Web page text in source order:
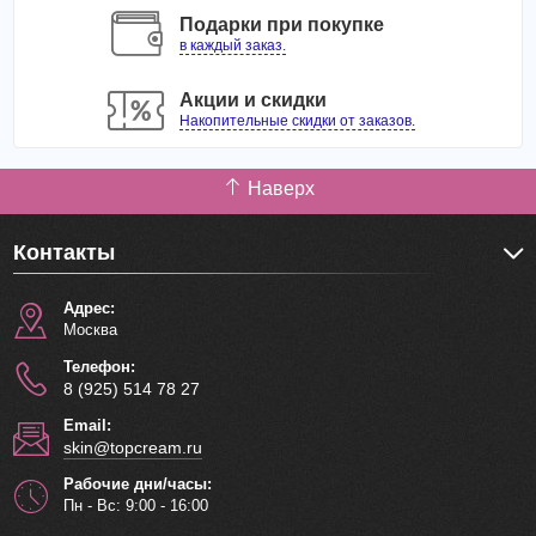
Подарки при покупке
в каждый заказ.
Акции и скидки
Накопительные скидки от заказов.
Наверх
Контакты
Адрес:
Москва
Телефон:
8 (925) 514 78 27
Email:
skin@topcream.ru
Рабочие дни/часы:
Пн - Вс: 9:00 - 16:00